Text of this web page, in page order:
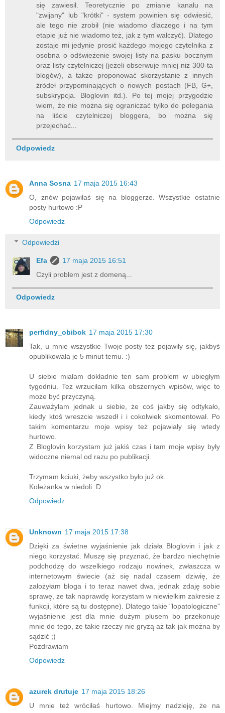
się zawiesił. Teoretycznie po zmianie kanału na
"zwijany" lub "krótki" - system powinien się odwiesić,
ale tego nie zrobił (nie wiadomo dlaczego i na tym
etapie już nie wiadomo też, jak z tym walczyć). Dlatego
zostaje mi jedynie prosić każdego mojego czytelnika z
osobna o odświeżenie swojej listy na pasku bocznym
oraz listy czytelniczej (jeżeli obserwuje mniej niż 300-ta
blogów), a także proponować skorzystanie z innych
źródeł przypominających o nowych postach (FB, G+,
subskrypcja. Bloglovin itd.). Po tej mojej przygodzie
wiem, że nie można się ograniczać tylko do polegania
na liście czytelniczej bloggera, bo można się
przejechać...
Odpowiedz
Anna Sosna 17 maja 2015 16:43
O, znów pojawiłaś się na bloggerze. Wszystkie ostatnie
posty hurtowo :P
Odpowiedz
Odpowiedzi
Efa
17 maja 2015 16:51
Czyli problem jest z domeną...
Odpowiedz
perfidny_obibok 17 maja 2015 17:30
Tak, u mnie wszystkie Twoje posty też pojawiły się, jakbyś
opublikowała je 5 minut temu. :)
U siebie miałam dokładnie ten sam problem w ubiegłym
tygodniu. Też wrzuciłam kilka obszernych wpisów, więc to
może być przyczyną.
Zauważyłam jednak u siebie, że coś jakby się odtykało,
kiedy ktoś wreszcie wszedł i i cokolwiek skomentował. Po
takim komentarzu moje wpisy też pojawiały się wtedy
hurtowo.
Z Bloglovin korzystam już jakiś czas i tam moje wpisy były
widoczne niemal od razu po publikacji.
Trzymam kciuki, żeby wszystko było już ok.
Koleżanka w niedoli :D
Odpowiedz
Unknown 17 maja 2015 17:38
Dzięki za świetne wyjaśnienie jak działa Bloglovin i jak z
niego korzystać. Muszę się przyznać, że bardzo niechętnie
podchodzę do wszelkiego rodzaju nowinek, zwłaszcza w
internetowym świecie (aż się nadal czasem dziwię, że
założyłam bloga i to teraz nawet dwa, jednak zdaję sobie
sprawę, że tak naprawdę korzystam w niewielkim zakresie z
funkcji, które są tu dostępne). Dlatego takie "łopatologiczne"
wyjaśnienie jest dla mnie dużym plusem bo przekonuje
mnie do tego, że takie rzeczy nie gryzą aż tak jak można by
sądzić ;)
Pozdrawiam
Odpowiedz
azurek drutuje 17 maja 2015 18:26
U mnie też wróciłaś hurtowo. Miejmy nadzieję, że na